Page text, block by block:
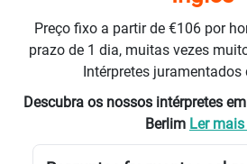
Preço fixo a partir de €106 por
prazo de 1 dia, muitas vezes
Intérpretes juramentados
Descubra os nossos intérpretes
Berlim Ler mais